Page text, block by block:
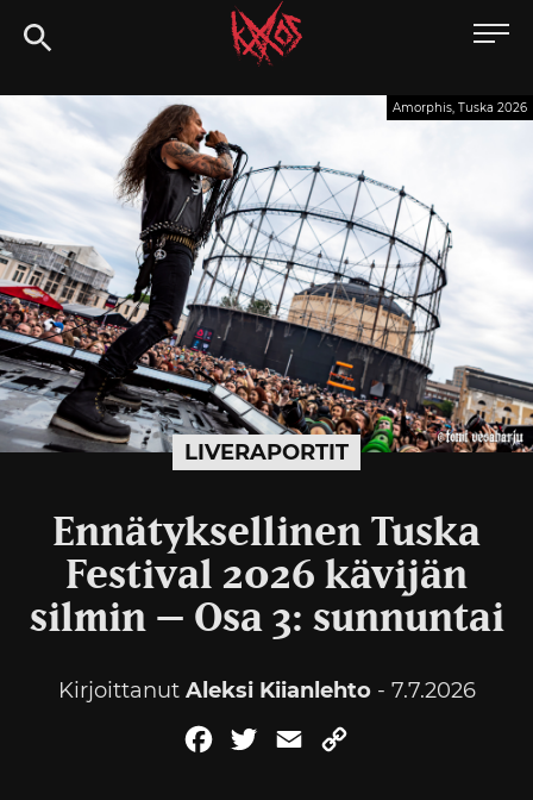
Siirry
suoraan
Kaaoszine
LIVERAPORTIT
Amorphis, Tuska 2026
Ennätyksellinen Tuska
Festival 2026 kävijän
silmin – Osa 3: sunnuntai
Kirjoittanut Aleksi Kiianlehto- 7.7.2026
FacebookTwitterEmail